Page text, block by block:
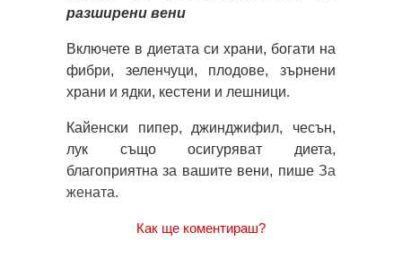
разширени вени
Включете в диетата си храни, богати на
фибри, зеленчуци, плодове, зърнени
храни и ядки, кестени и лешници.
Кайенски пипер, джинджифил, чесън,
лук също осигуряват диета,
благоприятна за вашите вени, пише За
жената.
Как ще коментираш?